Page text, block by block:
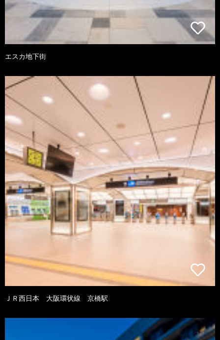
エスカ地下街
ＪＲ西日本 大阪環状線 京橋駅